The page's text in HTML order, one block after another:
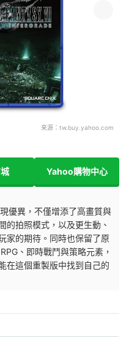
來源： tw.buy.yahoo.com
Yahoo購物中心
優異，不僅增添了高畫質與
的拍照模式，以及更生動、
家的期待。同時也保留了原
、即時戰鬥與策略元素，
在這個重製版中找到自己的